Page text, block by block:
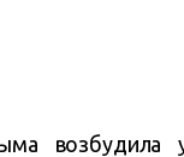
возбудила